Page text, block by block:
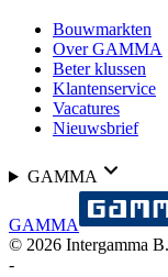
Bouwmarkten
Over GAMMA
Beter klussen
Klantenservice
Vacatures
Nieuwsbrief
GAMMA
GAMMA
© 2026 Intergamma
-